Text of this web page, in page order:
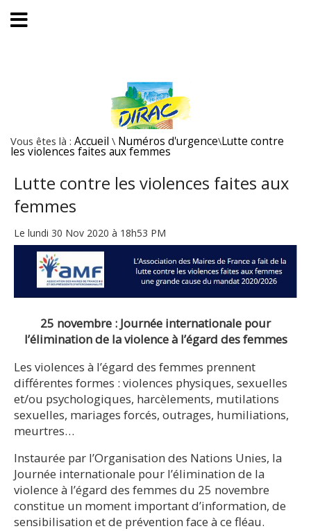
Vous êtes là : Accueil \ Numéros d'urgence\Lutte contre
les violences faites aux femmes
Lutte contre les violences faites aux
femmes
Le lundi 30 Nov 2020 à 18h53 PM
25 novembre : Journée internationale pour
l’élimination de la violence à l’égard des femmes
Les violences à l’égard des femmes prennent
différentes formes : violences physiques, sexuelles
et/ou psychologiques, harcèlements, mutilations
sexuelles, mariages forcés, outrages, humiliations,
meurtres…
Instaurée par l’Organisation des Nations Unies, la
Journée internationale pour l’élimination de la
violence à l’égard des femmes du 25 novembre
constitue un moment important d’information, de
sensibilisation et de prévention face à ce fléau.